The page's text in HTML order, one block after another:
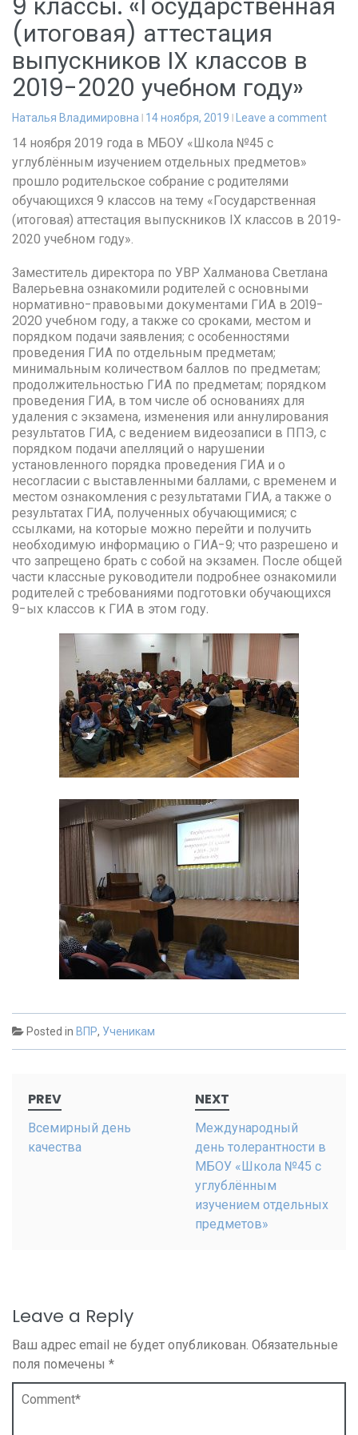
(итоговая) аттестация
выпускников IX классов в
2019-2020 учебном году»
Наталья Владимировна 14 ноября, 2019 Leave a comment
14 ноября 2019 года в МБОУ «Школа №45 с
углублённым изучением отдельных предметов»
прошло родительское собрание с родителями
обучающихся 9 классов на тему «Государственная
(итоговая) аттестация выпускников IX классов в 2019-
2020 учебном году».
Заместитель директора по УВР Халманова Светлана
Валерьевна ознакомили родителей с основными
нормативно-правовыми документами ГИА в 2019-
2020 учебном году, а также со сроками, местом и
порядком подачи заявления; с особенностями
проведения ГИА по отдельным предметам;
минимальным количеством баллов по предметам;
продолжительностью ГИА по предметам; порядком
проведения ГИА, в том числе об основаниях для
удаления с экзамена, изменения или аннулирования
результатов ГИА, с ведением видеозаписи в ППЭ, с
порядком подачи апелляций о нарушении
установленного порядка проведения ГИА и о
несогласии с выставленными баллами, с временем и
местом ознакомления с результатами ГИА, а также о
результатах ГИА, полученных обучающимися; с
ссылками, на которые можно перейти и получить
необходимую информацию о ГИА-9; что разрешено и
что запрещено брать с собой на экзамен. После общей
части классные руководители подробнее ознакомили
родителей с требованиями подготовки обучающихся
9-ых классов к ГИА в этом году.
Posted in ВПР, Ученикам
navigation
PREV
Всемирный день
качества
NEXT
Международный
день толерантности в
МБОУ «Школа №45 с
углублённым
изучением отдельных
предметов»
Leave a Reply
Ваш адрес email не будет опубликован. Обязательные
поля помечены *